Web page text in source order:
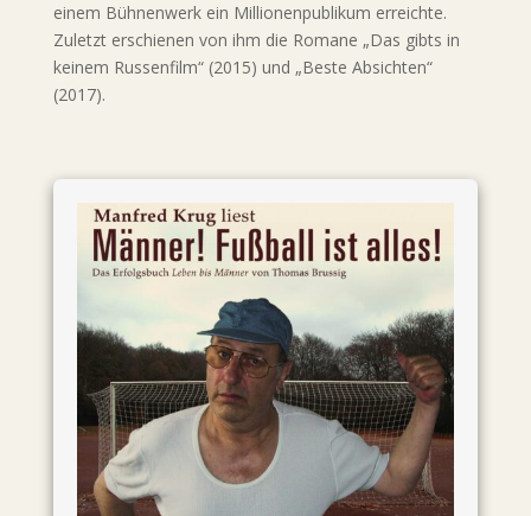
einem Bühnenwerk ein Millionenpublikum erreichte.
Zuletzt erschienen von ihm die Romane „Das gibts in
keinem Russenfilm“ (2015) und „Beste Absichten“
(2017).